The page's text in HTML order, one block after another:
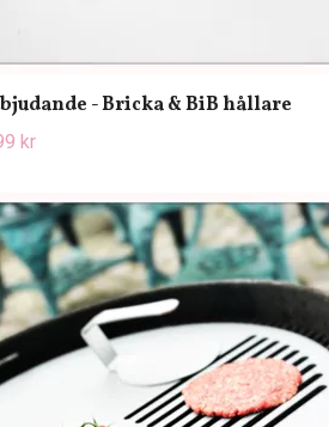
- Bricka & BiB hållare
kr